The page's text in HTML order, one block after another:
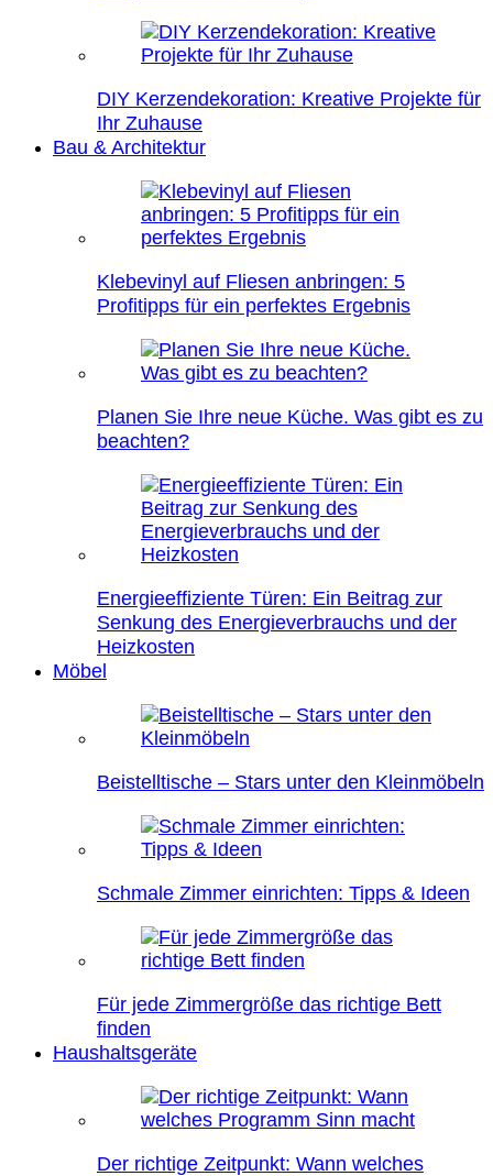
DIY Kerzendekoration: Kreative Projekte für
Ihr Zuhause
Bau & Architektur
Klebevinyl auf Fliesen anbringen: 5
Profitipps für ein perfektes Ergebnis
Planen Sie Ihre neue Küche. Was gibt es zu
beachten?
Energieeffiziente Türen: Ein Beitrag zur
Senkung des Energieverbrauchs und der
Heizkosten
Möbel
Beistelltische – Stars unter den Kleinmöbeln
Schmale Zimmer einrichten: Tipps & Ideen
Für jede Zimmergröße das richtige Bett
finden
Haushaltsgeräte
Der richtige Zeitpunkt: Wann welches